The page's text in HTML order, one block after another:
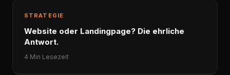
STRATEGIE
Website oder Landingpage? Die ehrliche
Antwort.
4 Min Lesezeit